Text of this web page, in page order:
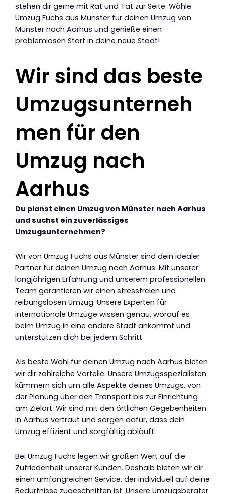
stehen dir gerne mit Rat und Tat zur Seite. Wähle
Umzug Fuchs aus Münster für deinen Umzug von
Münster nach Aarhus und genieße einen
problemlosen Start in deine neue Stadt!
Wir sind das beste
Umzugsunterneh
men für den
Umzug nach
Aarhus
Du planst einen Umzug von Münster nach Aarhus
und suchst ein zuverlässiges
Umzugsunternehmen?
Wir von Umzug Fuchs aus Münster sind dein idealer
Partner für deinen Umzug nach Aarhus. Mit unserer
langjährigen Erfahrung und unserem professionellen
Team garantieren wir einen stressfreien und
reibungslosen Umzug. Unsere Experten für
internationale Umzüge wissen genau, worauf es
beim Umzug in eine andere Stadt ankommt und
unterstützen dich bei jedem Schritt.
Als beste Wahl für deinen Umzug nach Aarhus bieten
wir dir zahlreiche Vorteile. Unsere Umzugsspezialisten
kümmern sich um alle Aspekte deines Umzugs, von
der Planung über den Transport bis zur Einrichtung
am Zielort. Wir sind mit den örtlichen Gegebenheiten
in Aarhus vertraut und sorgen dafür, dass dein
Umzug effizient und sorgfältig abläuft.
Bei Umzug Fuchs legen wir großen Wert auf die
Zufriedenheit unserer Kunden. Deshalb bieten wir dir
einen umfangreichen Service, der individuell auf deine
Bedürfnisse zugeschnitten ist. Unsere Umzugsberater